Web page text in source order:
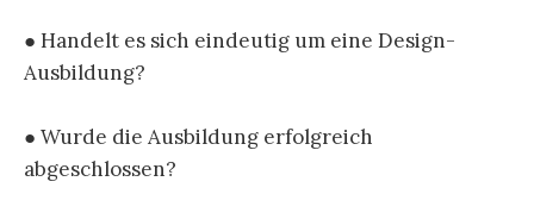
● Handelt es sich eindeutig um eine Design-
Ausbildung?
● Wurde die Ausbildung erfolgreich
abgeschlossen?